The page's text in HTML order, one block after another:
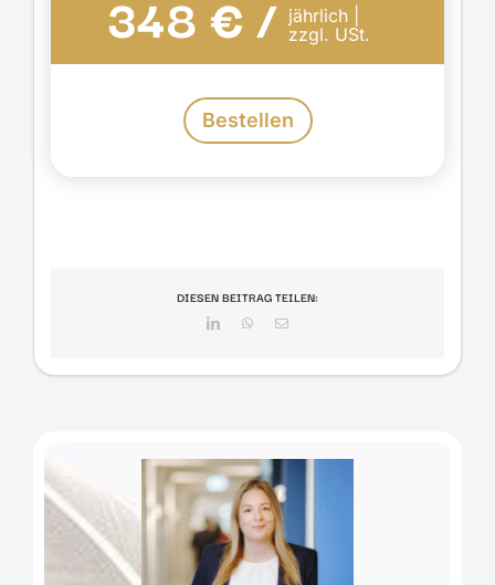
348 € / jährlich |
zzgl. USt.
Bestellen
DIESEN BEITRAG TEILEN:
LinkedInWhatsApp
E-